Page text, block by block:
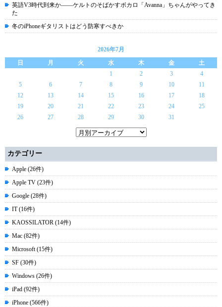
英語V3時代到来か――ケルトのそばかすボカロ「Avanna」ちゃんがやってき
た
冬のiPhoneギタリストはどう防寒すべきか
2026年7月
日
月 火 水 木 金
土
1
2 3
4
5
6 7 8 9 10
11
12
13 14 15 16 17
18
19
20 21 22 23 24
25
26
27 28 29 30 31
カテゴリー
Apple (26件)
Apple TV (23件)
Google (28件)
IT (16件)
KAOSSILATOR (14件)
Mac (82件)
Microsoft (15件)
SF (30件)
Windows (26件)
iPad (92件)
iPhone (566件)